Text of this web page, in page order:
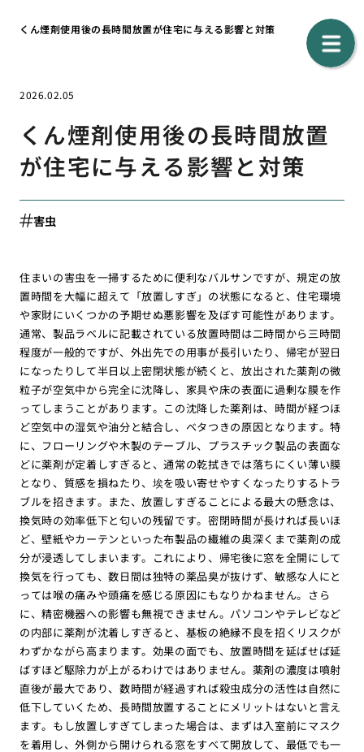
くん煙剤使用後の長時間放置が住宅に与える影響と対策
2026.02.05
くん煙剤使用後の長時間放置
が住宅に与える影響と対策
害虫
住まいの害虫を一掃するために便利なバルサンですが、規定の放
置時間を大幅に超えて「放置しすぎ」の状態になると、住宅環境
や家財にいくつかの予期せぬ悪影響を及ぼす可能性があります。
通常、製品ラベルに記載されている放置時間は二時間から三時間
程度が一般的ですが、外出先での用事が長引いたり、帰宅が翌日
になったりして半日以上密閉状態が続くと、放出された薬剤の微
粒子が空気中から完全に沈降し、家具や床の表面に過剰な膜を作
ってしまうことがあります。この沈降した薬剤は、時間が経つほ
ど空気中の湿気や油分と結合し、ベタつきの原因となります。特
に、フローリングや木製のテーブル、プラスチック製品の表面な
どに薬剤が定着しすぎると、通常の乾拭きでは落ちにくい薄い膜
となり、質感を損ねたり、埃を吸い寄せやすくなったりするトラ
ブルを招きます。また、放置しすぎることによる最大の懸念は、
換気時の効率低下と匂いの残留です。密閉時間が長ければ長いほ
ど、壁紙やカーテンといった布製品の繊維の奥深くまで薬剤の成
分が浸透してしまいます。これにより、帰宅後に窓を全開にして
換気を行っても、数日間は独特の薬品臭が抜けず、敏感な人にと
っては喉の痛みや頭痛を感じる原因にもなりかねません。さら
に、精密機器への影響も無視できません。パソコンやテレビなど
の内部に薬剤が沈着しすぎると、基板の絶縁不良を招くリスクが
わずかながら高まります。効果の面でも、放置時間を延ばせば延
ばすほど駆除力が上がるわけではありません。薬剤の濃度は噴射
直後が最大であり、数時間が経過すれば殺虫成分の活性は自然に
低下していくため、長時間放置することにメリットはないと言え
ます。もし放置しすぎてしまった場合は、まずは入室前にマスク
を着用し、外側から開けられる窓をすべて開放して、最低でも一